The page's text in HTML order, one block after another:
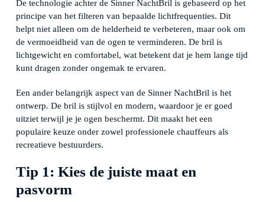
De technologie achter de Sinner NachtBril is gebaseerd op het
principe van het filteren van bepaalde lichtfrequenties. Dit
helpt niet alleen om de helderheid te verbeteren, maar ook om
de vermoeidheid van de ogen te verminderen. De bril is
lichtgewicht en comfortabel, wat betekent dat je hem lange tijd
kunt dragen zonder ongemak te ervaren.
Een ander belangrijk aspect van de Sinner NachtBril is het
ontwerp. De bril is stijlvol en modern, waardoor je er goed
uitziet terwijl je je ogen beschermt. Dit maakt het een
populaire keuze onder zowel professionele chauffeurs als
recreatieve bestuurders.
Tip 1: Kies de juiste maat en
pasvorm